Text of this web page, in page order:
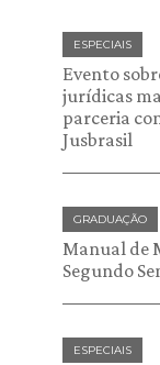
ESPECIAIS
Evento
jurídicas
parceria
Jusbrasil
GRADUAÇÃO
Manual de
Segundo
ESPECIAIS